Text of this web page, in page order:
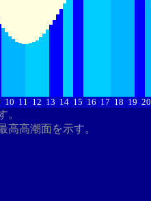
10 11 12 13 14 15 16 17 18 19 20
。
高高潮面を示す。